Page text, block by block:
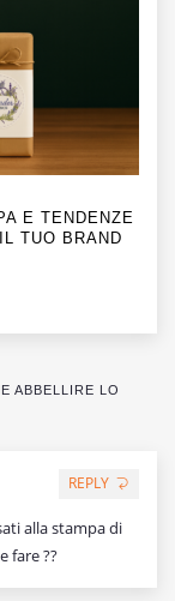
E TENDENZE
TUO BRAND
ABBELLIRE LO
REPLY
alla stampa di
fare ??